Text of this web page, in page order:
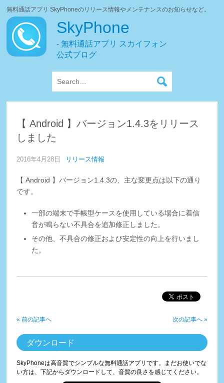
無料通話アプリ SkyPhoneのリリース情報やメンテナンスのお知らせなど。
SkyPhone
- 無料通話アプリ スカイフォン
公式ブログ
【 Android 】バージョン1.4.3をリリース
しました
2016年4月28日 リリース情報
【 Android 】バージョン1.4.3の、主な変更点は以下の通り
です。
一部の端末で手帳型ケースを使用している場合に着信
音が鳴らない不具合を追加修正しました。
その他、不具合の修正および安定性の向上を行いまし
た。
« 前の記事へ 次の記事へ »
ダウンロード
SkyPhoneは高音質でシンプルな無料通話アプリです。まだお使いでな
い方は、下記からダウンロードして、音質の良さを感じてください。